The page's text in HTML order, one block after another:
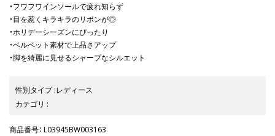
・フワフワインソールで疲れ知らず
・目を惹くキラキラのリボンが◎
・ホリデーシーズンにぴったり
・ベルベット素材で上品さアップ
・脚を綺麗に見せるシャープなシルエット
性別タイプ:レディース
カテゴリ :
商品番号： L03945BW003163